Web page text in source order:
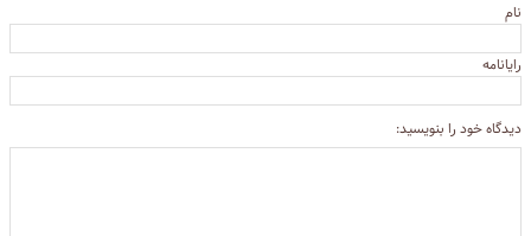
نام
رایانامه
دیدگاه خود را بنویسید: